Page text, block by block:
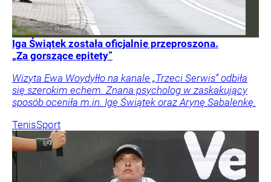
Iga Świątek została oficjalnie przeproszona.
„Za gorszące epitety”
Wizyta Ewa Woydyłło na kanale „Trzeci Serwis” odbiła
się szerokim echem. Znana psycholog w zaskakujący
sposób oceniła m.in. Igę Świątek oraz Arynę Sabalenkę.
TenisSport